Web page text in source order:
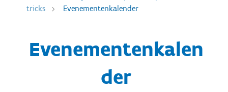
tricks
Evenementenkalender
Evenementenkalen
der